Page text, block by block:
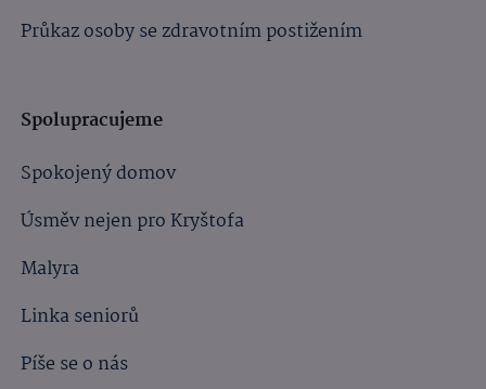
Průkaz osoby se zdravotním postižením
Spolupracujeme
Spokojený domov
Úsměv nejen pro Kryštofa
Malyra
Linka seniorů
Píše se o nás